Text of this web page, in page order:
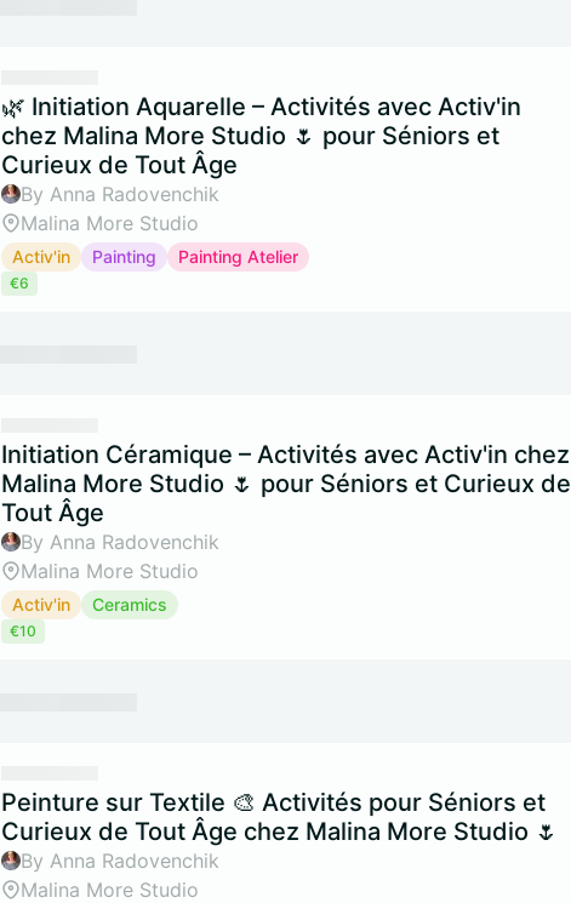
🌿 Initiation Aquarelle – Activités avec Activ'in
chez Malina More Studio 🌷 pour Séniors et
Curieux de Tout Âge
By Anna Radovenchik
Malina More Studio
Activ'in Painting Painting Atelier
€6
Initiation Céramique – Activités avec Activ'in chez
Malina More Studio 🌷 pour Séniors et Curieux de
Tout Âge
By Anna Radovenchik
Malina More Studio
Activ'in Ceramics
€10
Peinture sur Textile 🎨 Activités pour Séniors et
Curieux de Tout Âge chez Malina More Studio 🌷
By Anna Radovenchik
Malina More Studio